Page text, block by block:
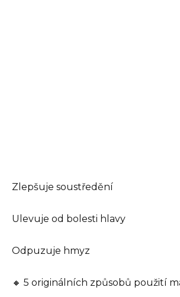
Zlepšuje soustředění
Ulevuje od bolesti hlavy
Odpuzuje hmyz
🔸 5 originálních způsobů použití